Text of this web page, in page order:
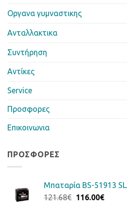
Οργανα γυμναστικης
Ανταλλακτικα
Συντήρηση
Αντίκες
Service
Προσφορες
Επικοινωνια
ΠΡΟΣΦΟΡΈΣ
Μπαταρία BS-51913
121.68€ Original
116.00€Η